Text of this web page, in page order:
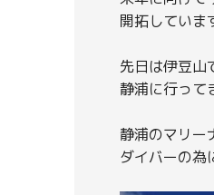
開拓していま
先日は伊豆山
静浦に行って
静浦のマリー
ダイバーの為